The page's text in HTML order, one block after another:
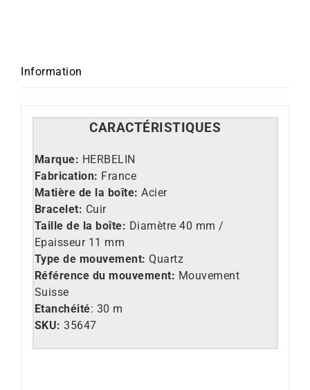
Information
CARACTÉRISTIQUES
Marque: HERBELIN
Fabrication: France
Matière de la boîte: Acier
Bracelet: Cuir
Taille de la boîte: Diamètre 40 mm /
Epaisseur 11 mm
Type de mouvement: Quartz
Référence du mouvement: Mouvement
Suisse
Etanchéité: 30 m
SKU: 35647